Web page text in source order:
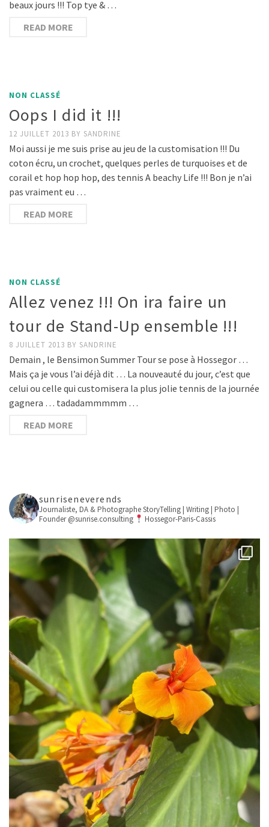
beaux jours !!! Top tye & …
READ MORE
NON CLASSÉ
Oops I did it !!!
12 JUILLET 2013 BY SANDRINE
Moi aussi je me suis prise au jeu de la customisation !!! Du
coton écru, un crochet, quelques perles de turquoises et de
corail et hop hop hop, des tennis A beachy Life !!! Bon je n’ai
pas vraiment eu …
READ MORE
NON CLASSÉ
Allez venez !!! On ira faire un
tour de Stand-Up ensemble !!!
8 JUILLET 2013 BY SANDRINE
Demain , le Bensimon Summer Tour se pose à Hossegor …
Mais ça je vous l’ai déjà dit … La nouveauté du jour, c’est que
celui ou celle qui customisera la plus jolie tennis de la journée
gagnera … tadadammmmm …
READ MORE
sunriseneverends
Journaliste, DA & PhotographeStoryTelling | Writing | Photo |
Founder @sunrise.consulting
Hossegor-Paris-Cassis